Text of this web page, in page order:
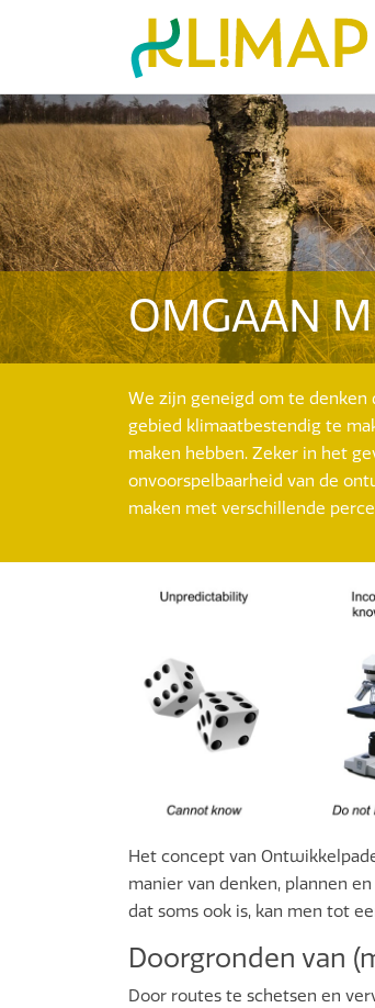
OMGAAN
We zijn geneigd om te
gebied klimaatbestendig te
maken hebben. Zeker in het
onvoorspelbaarheid van de
maken met verschillende
Het concept van
manier van denken, plannen
dat soms ook is, kan men tot
Doorgronden van
Door routes te schetsen en